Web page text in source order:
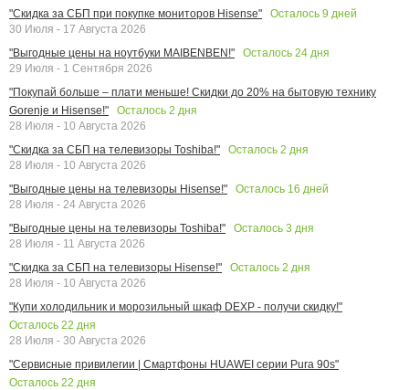
"Скидка за СБП при покупке мониторов Hisense"
Осталось 9 дней
30 Июля - 17 Августа 2026
"Выгодные цены на ноутбуки MAIBENBEN!"
Осталось 24 дня
29 Июля - 1 Сентября 2026
"Покупай больше – плати меньше! Скидки до 20% на бытовую технику
Gorenje и Hisense!"
Осталось 2 дня
28 Июля - 10 Августа 2026
"Скидка за СБП на телевизоры Toshiba!"
Осталось 2 дня
28 Июля - 10 Августа 2026
"Выгодные цены на телевизоры Hisense!"
Осталось 16 дней
28 Июля - 24 Августа 2026
"Выгодные цены на телевизоры Toshiba!"
Осталось 3 дня
28 Июля - 11 Августа 2026
"Скидка за СБП на телевизоры Hisense!"
Осталось 2 дня
28 Июля - 10 Августа 2026
"Купи холодильник и морозильный шкаф DEXP - получи скидку!"
Осталось 22 дня
28 Июля - 30 Августа 2026
"Сервисные привилегии | Смартфоны HUAWEI серии Pura 90s"
Осталось 22 дня